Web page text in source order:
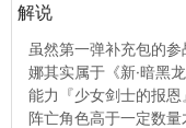
解说
虽然第一弹补充包的
娜其实属于《新·暗黑
能力『少女剑士的报恩
阵亡角色高于一定数量